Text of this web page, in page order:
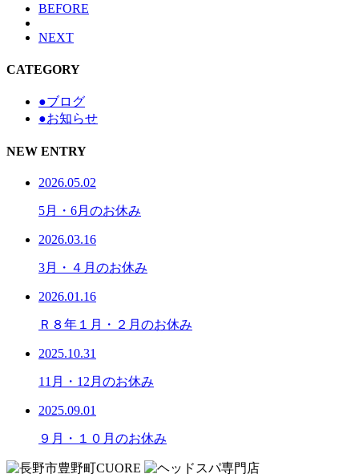
BEFORE
NEXT
CATEGORY
●ブログ
●お知らせ
NEW ENTRY
2026.05.02
5月・6月のお休み
2026.03.16
3月・４月のお休み
2026.01.16
Ｒ８年１月・２月のお休み
2025.10.31
11月・12月のお休み
2025.09.01
９月・１０月のお休み